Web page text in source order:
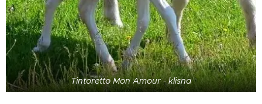
Tintoretto Mon Amour - klisna